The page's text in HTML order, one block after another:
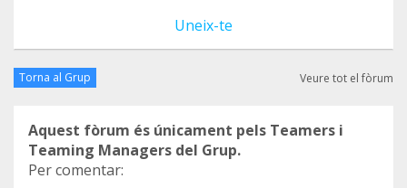
Uneix-te
Torna al Grup Veure tot el fòrum
Aquest fòrum és únicament pels Teamers i
Teaming Managers del Grup.
Per comentar: